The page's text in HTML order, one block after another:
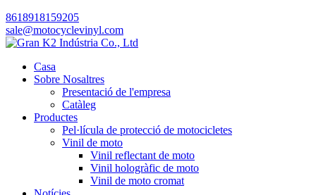
8618918159205
sale@motocyclevinyl.com
Casa
Sobre Nosaltres
Presentació de l'empresa
Catàleg
Productes
Pel·lícula de protecció de motocicletes
Vinil de moto
Vinil reflectant de moto
Vinil hologràfic de moto
Vinil de moto cromat